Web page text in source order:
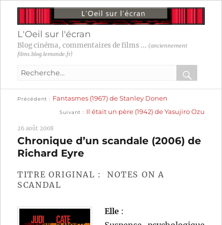
L'Oeil sur l'écran
Blog cinéma, commentaires de films ... (anciennement
films.blog.lemonde.fr)
Recherche
:
OK
Navigation
l’article
Précédent
précédente :
Fantasmes (1967) de Stanley Donen
Suivant
suivante :
Il était un père (1942) de Yasujiro Ozu
26 août 2008
Chronique d’un scandale (2006) de
Richard Eyre
TITRE ORIGINAL : NOTES ON A
SCANDAL
Elle :